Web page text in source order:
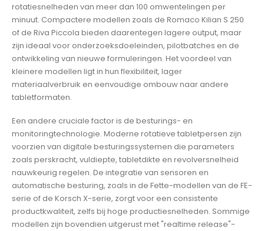
rotatiesnelheden van meer dan 100 omwentelingen per
minuut. Compactere modellen zoals de Romaco Kilian S 250
of de Riva Piccola bieden daarentegen lagere output, maar
zijn ideaal voor onderzoeksdoeleinden, pilotbatches en de
ontwikkeling van nieuwe formuleringen. Het voordeel van
kleinere modellen ligt in hun flexibiliteit, lager
materiaalverbruik en eenvoudige ombouw naar andere
tabletformaten.
Een andere cruciale factor is de besturings- en
monitoringtechnologie. Moderne rotatieve tabletpersen zijn
voorzien van digitale besturingssystemen die parameters
zoals perskracht, vuldiepte, tabletdikte en revolversnelheid
nauwkeurig regelen. De integratie van sensoren en
automatische besturing, zoals in de Fette-modellen van de FE-
serie of de Korsch X-serie, zorgt voor een consistente
productkwaliteit, zelfs bij hoge productiesnelheden. Sommige
modellen zijn bovendien uitgerust met "realtime release"-